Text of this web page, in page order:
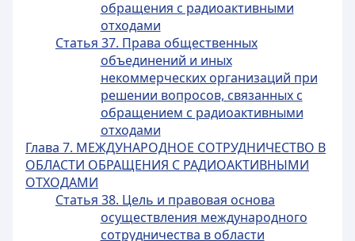
обращения с радиоактивными
отходами
Статья 37. Права общественных
объединений и иных
некоммерческих организаций при
решении вопросов, связанных с
обращением с радиоактивными
отходами
Глава 7. МЕЖДУНАРОДНОЕ СОТРУДНИЧЕСТВО В
ОБЛАСТИ ОБРАЩЕНИЯ С РАДИОАКТИВНЫМИ
ОТХОДАМИ
Статья 38. Цель и правовая основа
осуществления международного
сотрудничества в области